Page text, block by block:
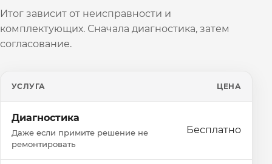
Итог зависит от неисправности и
комплектующих. Сначала диагностика, затем
согласование.
УСЛУГА ЦЕНА
Диагностика
Даже если примите решение не
ремонтировать
Бесплатно